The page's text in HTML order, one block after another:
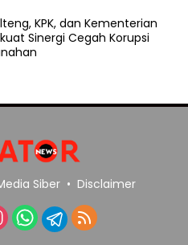
KPK, dan Kementerian
Sinergi Cegah Korupsi
Siber Disclaimer